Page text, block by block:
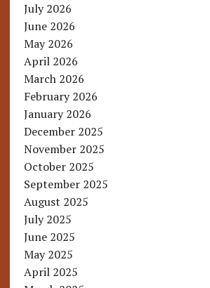
July 2026
June 2026
May 2026
April 2026
March 2026
February 2026
January 2026
December 2025
November 2025
October 2025
September 2025
August 2025
July 2025
June 2025
May 2025
April 2025